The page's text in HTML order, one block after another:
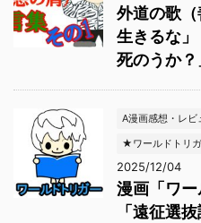
外道の歌
生きるな
死のうか？
A漫画感想・レビ
★ワールドトリ
2025/12/04
漫画「ワ
「遠征選